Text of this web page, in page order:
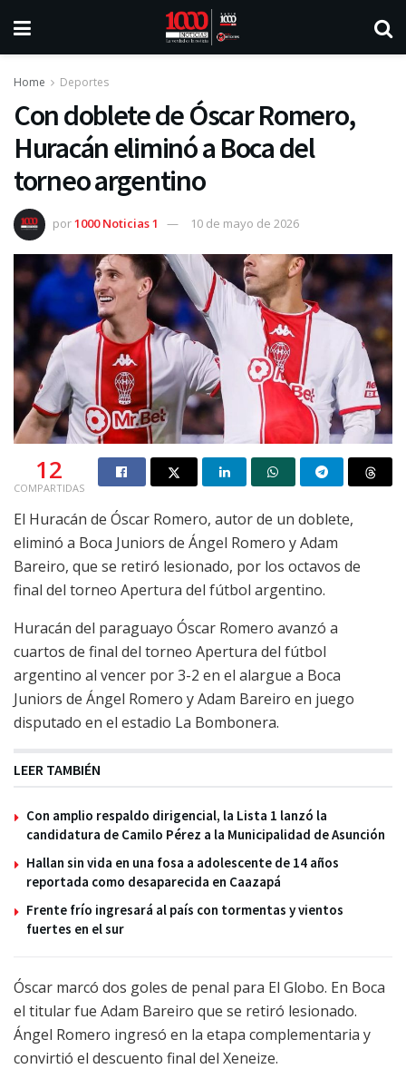
Home Deportes
Con doblete de Óscar Romero,
Huracán eliminó a Boca del
torneo argentino
por1000 Noticias 1 10 de mayo de 2026
12
COMPARTIDAS
El Huracán de Óscar Romero, autor de un doblete,
eliminó a Boca Juniors de Ángel Romero y Adam
Bareiro, que se retiró lesionado, por los octavos de
final del torneo Apertura del fútbol argentino.
Huracán del paraguayo Óscar Romero avanzó a
cuartos de final del torneo Apertura del fútbol
argentino al vencer por 3-2 en el alargue a Boca
Juniors de Ángel Romero y Adam Bareiro en juego
disputado en el estadio La Bombonera.
LEER TAMBIÉN
Con amplio respaldo dirigencial, la Lista 1 lanzó la
candidatura de Camilo Pérez a la Municipalidad de Asunción
Hallan sin vida en una fosa a adolescente de 14 años
reportada como desaparecida en Caazapá
Frente frío ingresará al país con tormentas y vientos
fuertes en el sur
Óscar marcó dos goles de penal para El Globo. En Boca
el titular fue Adam Bareiro que se retiró lesionado.
Ángel Romero ingresó en la etapa complementaria y
convirtió el descuento final del Xeneize.